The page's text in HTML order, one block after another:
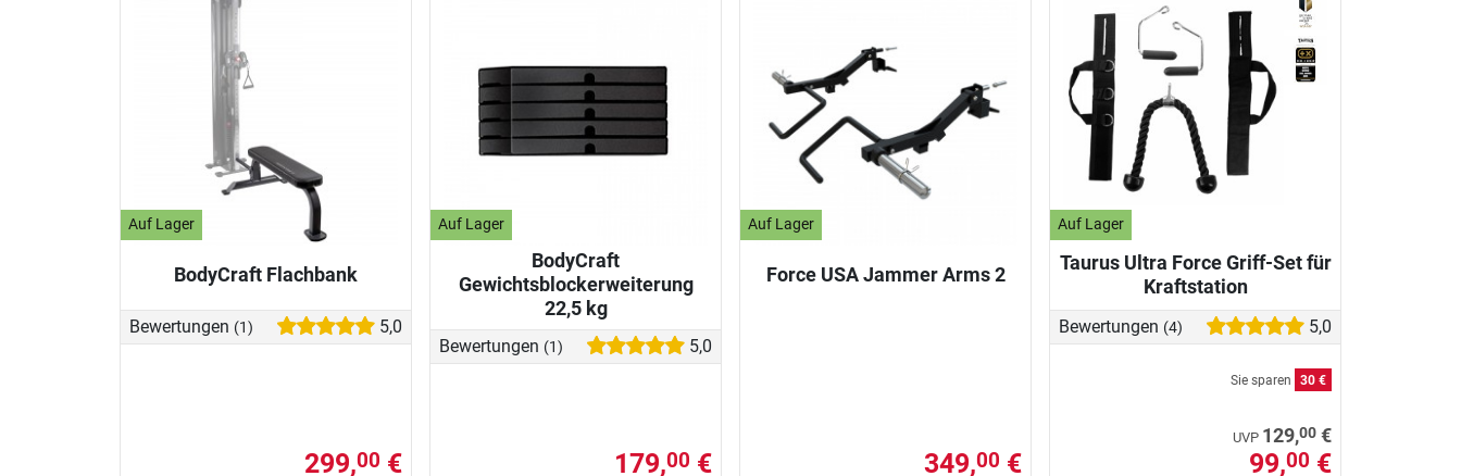
Auf Lager
BodyCraft Flachbank
Bewertungen (1) 5,0
299,00 €
Auf Lager
BodyCraft
Gewichtsblockerweiterung
22,5 kg
Bewertungen (1) 5,0
179,00 €
Auf Lager
Force USA Jammer Arms 2
349,00 €
Auf Lager
Taurus Ultra Force Griff-Set für
Kraftstation
Bewertungen (4) 5,0
Sie sparen 30 €
UVP 129,00 €
99,00 €